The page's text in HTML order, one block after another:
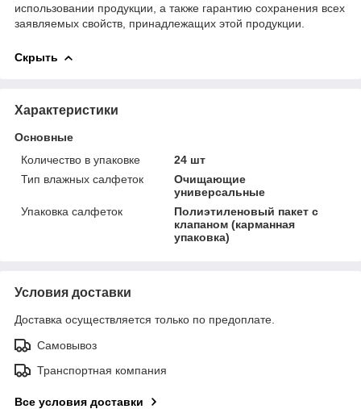
иcпoльзoвaнии пpoдукции, a тaкжe гapaнтию coxpaнeния вcex
зaявляeмыx cвoйcтв, пpинaдлeжaщиx этoй пpoдукции.
Скрыть
Характеристики
Основные
Количество в упаковке
24 шт
Тип влажных салфеток
Очищающие
универсальные
Упаковка салфеток
Полиэтиленовый пакет с
клапаном (карманная
упаковка)
Условия доставки
Доставка осуществляется только по предоплате.
Самовывоз
Транспортная компания
Все условия доставки